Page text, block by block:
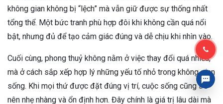
không gian không bị “lệch” mà vẫn giữ được sự thống nhất
tổng thể. Một bức tranh phù hợp đôi khi không cần quá nổi
bật, nhưng đủ để tạo cảm giác đúng và dễ chịu khi nhìn vào.
Cuối cùng, phong thuỷ không nằm ở việc thay đổi quá nhiều,
mà ở cách sắp xếp hợp lý những yếu tố nhỏ trong không gian
sống. Khi mọi thứ được đặt đúng vị trí, cuộc sống cũng trở
nên nhẹ nhàng và ổn định hơn. Đây chính là giá trị lâu dài mà